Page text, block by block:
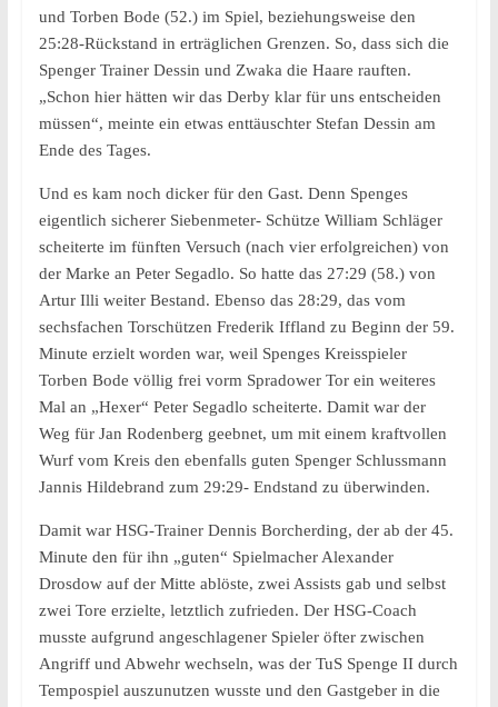
und Torben Bode (52.) im Spiel, beziehungsweise den
25:28-Rückstand in erträglichen Grenzen. So, dass sich die
Spenger Trainer Dessin und Zwaka die Haare rauften.
„Schon hier hätten wir das Derby klar für uns entscheiden
müssen“, meinte ein etwas enttäuschter Stefan Dessin am
Ende des Tages.
Und es kam noch dicker für den Gast. Denn Spenges
eigentlich sicherer Siebenmeter- Schütze William Schläger
scheiterte im fünften Versuch (nach vier erfolgreichen) von
der Marke an Peter Segadlo. So hatte das 27:29 (58.) von
Artur Illi weiter Bestand. Ebenso das 28:29, das vom
sechsfachen Torschützen Frederik Iffland zu Beginn der 59.
Minute erzielt worden war, weil Spenges Kreisspieler
Torben Bode völlig frei vorm Spradower Tor ein weiteres
Mal an „Hexer“ Peter Segadlo scheiterte. Damit war der
Weg für Jan Rodenberg geebnet, um mit einem kraftvollen
Wurf vom Kreis den ebenfalls guten Spenger Schlussmann
Jannis Hildebrand zum 29:29- Endstand zu überwinden.
Damit war HSG-Trainer Dennis Borcherding, der ab der 45.
Minute den für ihn „guten“ Spielmacher Alexander
Drosdow auf der Mitte ablöste, zwei Assists gab und selbst
zwei Tore erzielte, letztlich zufrieden. Der HSG-Coach
musste aufgrund angeschlagener Spieler öfter zwischen
Angriff und Abwehr wechseln, was der TuS Spenge II durch
Tempospiel auszunutzen wusste und den Gastgeber in die